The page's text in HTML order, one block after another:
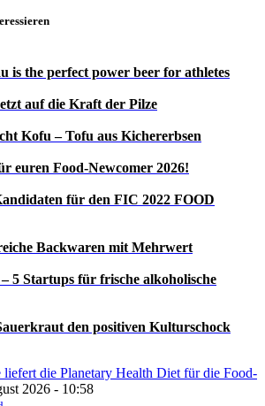
is the perfect power beer for athletes
auf die Kraft der Pilze
Kofu – Tofu aus Kichererbsen
euren Food-Newcomer 2026!
für den FIC 2022 FOOD
Backwaren mit Mehrwert
5 Startups für frische alkoholische
den positiven Kulturschock
liefert die Planetary Health Diet für die Food-
2026 - 10:58